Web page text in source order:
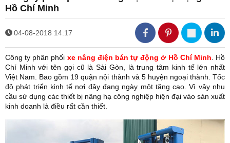
Hồ Chí Minh
04-08-2018 14:17
Công ty phân phối xe nâng điện bán tự động ở Hồ Chí Minh . Hồ
Chí Minh với tên gọi cũ là Sài Gòn, là trung tâm kinh tế lớn nhất
Việt Nam. Bao gồm 19 quận nội thành và 5 huyện ngoại thành. Tốc
độ phát triển kinh tế nơi đây đang ngày một tăng cao. Vì vậy nhu
cầu sử dụng các thiết bị nâng hạ công nghiệp hiện đại vào sản xuất
kinh doanh là điều rất cần thiết.